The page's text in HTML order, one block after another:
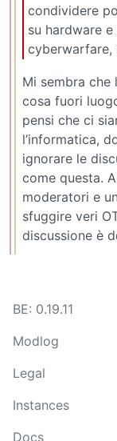
condividere
su hardware
cyberwarfare,
Mi sembra che
cosa fuori
pensi che ci
l’informatica,
ignorare le
come questa.
moderatori e
sfuggire veri
discussione è
BE: 0.19.11
Modlog
Legal
Instances
Docs